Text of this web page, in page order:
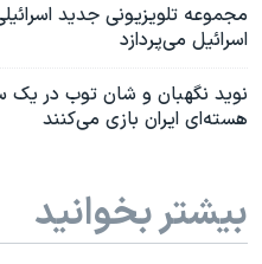
مجموعه تلویزیونی جدید
اسرائیل می‌پردازد
نوید نگهبان و شان توب در یک
هسته‌ای ایران بازی می‌کنند
بیشتر بخوانید